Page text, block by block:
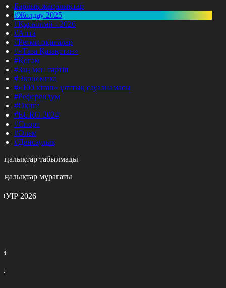
Барлық жаңалықтар
#Жолдау 2025
#Құрылтай - 2026
#Апта
#Ресми оқиғалар
#«Таза Қазақстан»
#Қоғам
#Заң мен тәртіп
#Экономика
#«100 кітап» ұлттық сауалнамасы
#Референдум
#Оқиға
#EURO 2024
#Спорт
#Әлем
#Денсаулық
табылмады
мұрағаты
2026